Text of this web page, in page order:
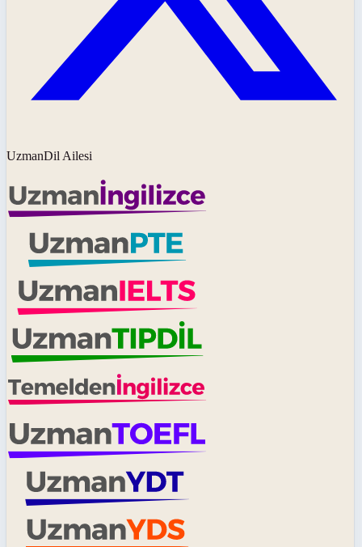
UzmanDil Ailesi